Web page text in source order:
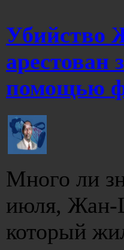
Убийство
арестован
помощью
Много ли
июля, Жан-
который